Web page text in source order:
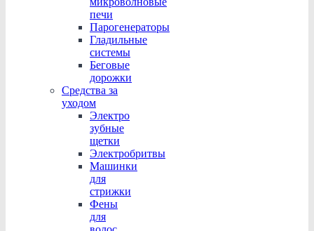
печи
Парогенераторы
Гладильные
системы
Беговые
дорожки
Средства за
уходом
Электро
зубные
щетки
Электробритвы
Машинки
для
стрижки
Фены
для